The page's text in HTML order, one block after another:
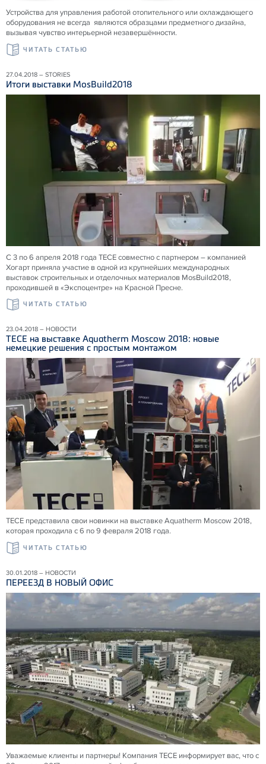
Устройства для управления работой отопительного или охлаждающего
оборудования не всегда являются образцами предметного дизайна,
вызывая чувство интерьерной незавершённости.
ЧИТАТЬ СТАТЬЮ
27.04.2018 – STORIES
Итоги выставки MosBuild2018
С 3 по 6 апреля 2018 года ТЕСЕ совместно с партнером – компанией
Хогарт приняла участие в одной из крупнейших международных
выставок строительных и отделочных материалов MosBuild2018,
проходившей в «Экспоцентре» на Красной Пресне.
ЧИТАТЬ СТАТЬЮ
23.04.2018 – НОВОСТИ
ТЕСЕ на выставке Aquatherm Moscow 2018: новые
немецкие решения с простым монтажом
ТЕСЕ представила свои новинки на выставке Aquatherm Moscow 2018,
которая проходила с 6 по 9 февраля 2018 года.
ЧИТАТЬ СТАТЬЮ
30.01.2018 – НОВОСТИ
ПЕРЕЕЗД В НОВЫЙ ОФИС
Уважаемые клиенты и партнеры! Компания TECE информирует вас, что с